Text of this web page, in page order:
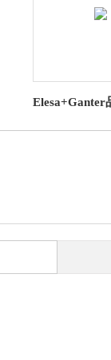
Elesa+Ganter
线性传动